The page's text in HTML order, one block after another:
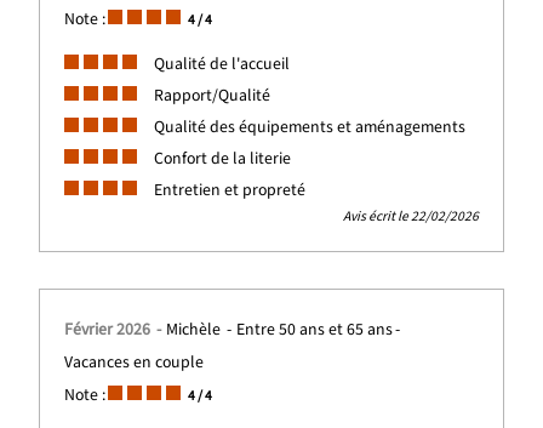
Note :
4/ 4
Qualité de l'accueil
Rapport/Qualité
Qualité des équipements et aménagements
Confort de la literie
Entretien et propreté
Avis écrit le 22/02/2026
Février 2026 Michèle
Entre 50 ans et 65 ans
Vacances en couple
Note :
4/ 4